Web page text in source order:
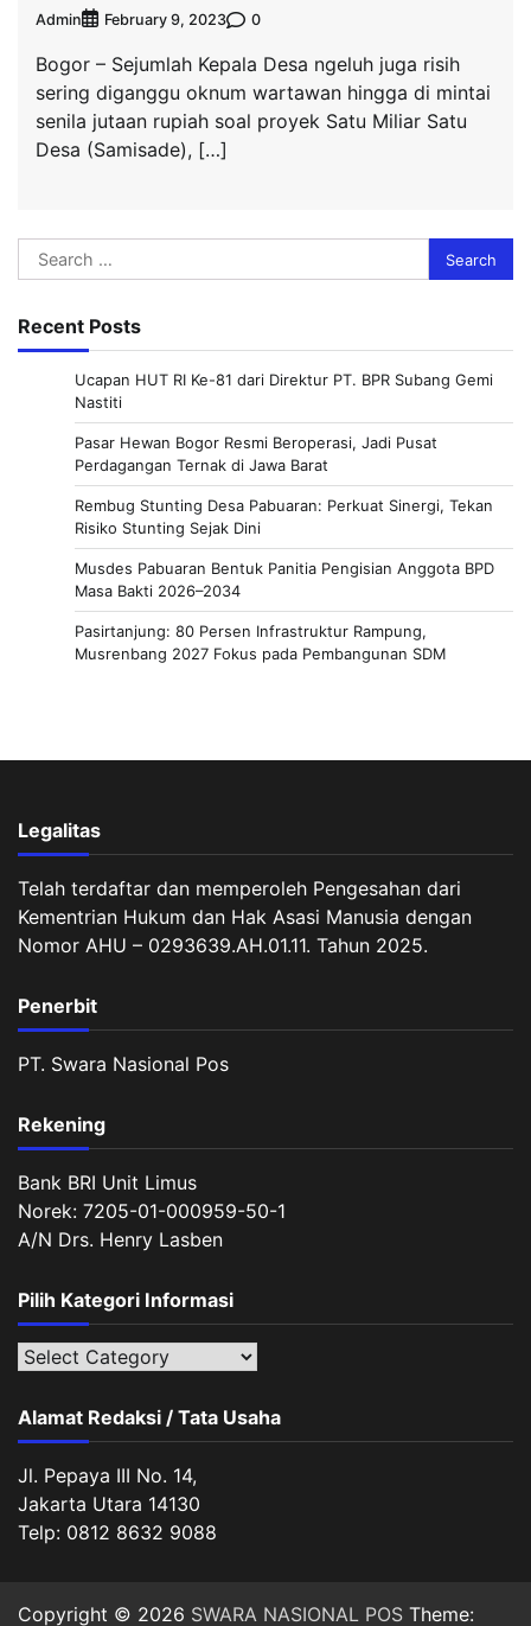
Admin February 9, 2023 0
Bogor – Sejumlah Kepala Desa ngeluh juga risih
sering diganggu oknum wartawan hingga di mintai
senila jutaan rupiah soal proyek Satu Miliar Satu
Desa (Samisade), […]
Search
for:
Recent Posts
Ucapan HUT RI Ke-81 dari Direktur PT. BPR Subang Gemi
Nastiti
Pasar Hewan Bogor Resmi Beroperasi, Jadi Pusat
Perdagangan Ternak di Jawa Barat
Rembug Stunting Desa Pabuaran: Perkuat Sinergi, Tekan
Risiko Stunting Sejak Dini
Musdes Pabuaran Bentuk Panitia Pengisian Anggota BPD
Masa Bakti 2026–2034
Pasirtanjung: 80 Persen Infrastruktur Rampung,
Musrenbang 2027 Fokus pada Pembangunan SDM
Legalitas
Telah terdaftar dan memperoleh Pengesahan dari
Kementrian Hukum dan Hak Asasi Manusia dengan
Nomor AHU – 0293639.AH.01.11. Tahun 2025.
Penerbit
PT. Swara Nasional Pos
Rekening
Bank BRI Unit Limus
Norek: 7205-01-000959-50-1
A/N Drs. Henry Lasben
Pilih Kategori Informasi
Pilih
Informasi
Alamat Redaksi / Tata Usaha
Jl. Pepaya III No. 14,
Jakarta Utara 14130
Telp: 0812 8632 9088
Copyright © 2026 SWARA NASIONAL POS Theme: